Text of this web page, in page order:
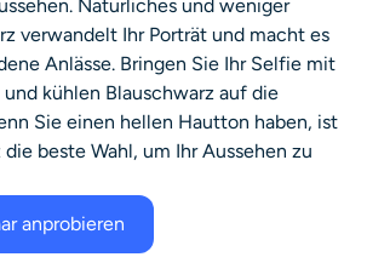
Natürliches und weniger
verwandelt Ihr Porträt und macht es
Anlässe. Bringen Sie Ihr Selfie mit
kühlen Blauschwarz auf die
Sie einen hellen Hautton haben, ist
beste Wahl, um Ihr Aussehen zu
anprobieren